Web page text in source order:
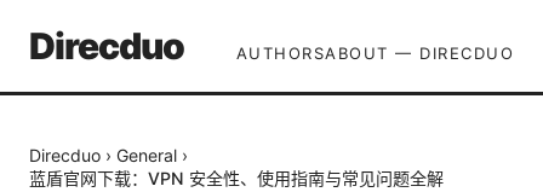
Direcduo AUTHORSABOUT — DIRECDUO
Direcduo › General ›
蓝盾官网下载：VPN 安全性、使用指南与常见问题全解